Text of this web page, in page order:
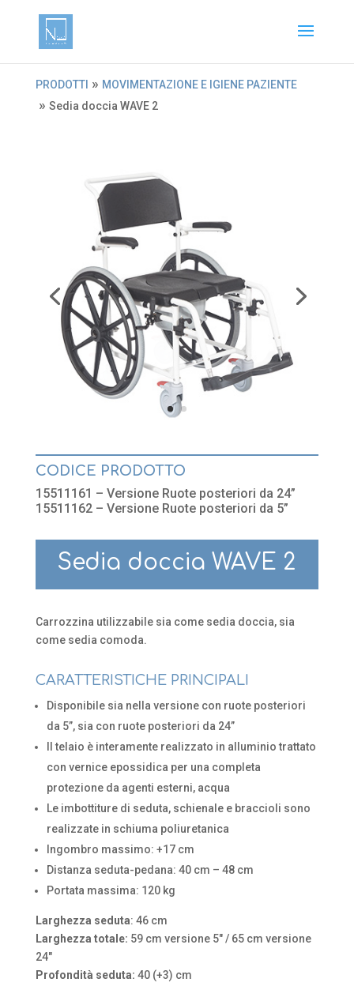
PRODOTTI » MOVIMENTAZIONE E IGIENE PAZIENTE
» Sedia doccia WAVE 2
CODICE PRODOTTO
15511161 – Versione Ruote posteriori da 24”
15511162 – Versione Ruote posteriori da 5”
Sedia doccia WAVE 2
Carrozzina utilizzabile sia come sedia doccia, sia
come sedia comoda.
CARATTERISTICHE PRINCIPALI
Disponibile sia nella versione con ruote posteriori
da 5”, sia con ruote posteriori da 24”
Il telaio è interamente realizzato in alluminio trattato
con vernice epossidica per una completa
protezione da agenti esterni, acqua
Le imbottiture di seduta, schienale e braccioli sono
realizzate in schiuma poliuretanica
Ingombro massimo: +17 cm
Distanza seduta-pedana: 40 cm – 48 cm
Portata massima: 120 kg
Larghezza seduta: 46 cm
Larghezza totale: 59 cm versione 5″ / 65 cm versione
24″
Profondità seduta: 40 (+3) cm